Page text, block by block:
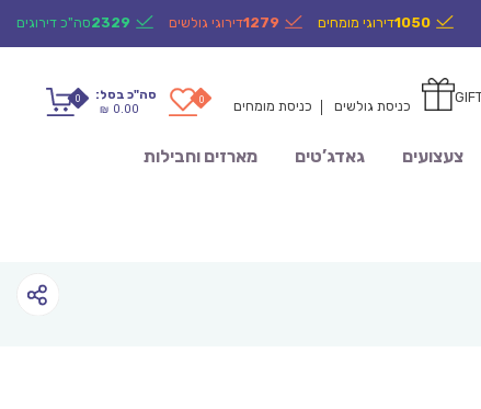
1050דירוגי מומחים 1279דירוגי גולשים 2329סה"כ דירוגים
כניסת גולשים כניסת מומחים 0
0 סה"כ בסל:
₪ 0.00
צעצועים גאדג’טים מארזים וחבילות